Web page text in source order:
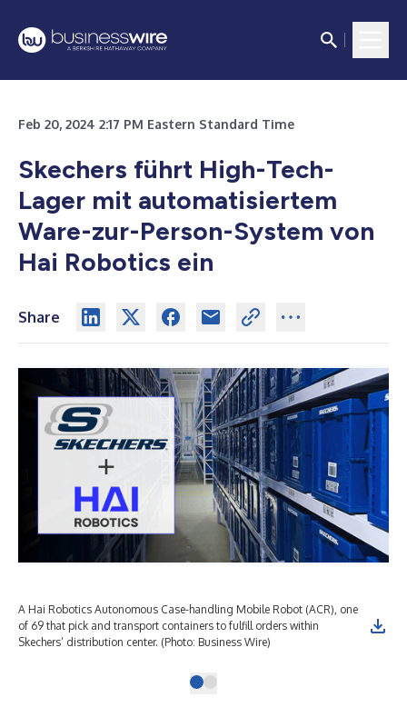
Feb 20, 2024 2:17 PM Eastern Standard Time
Skechers führt High-Tech-
Lager mit automatisiertem
Ware-zur-Person-System von
Hai Robotics ein
Share
A Hai Robotics Autonomous Case-handling Mobile Robot (ACR), one
of 69 that pick and transport containers to fulfill orders within
Skechers’ distribution center. (Photo: Business Wire)